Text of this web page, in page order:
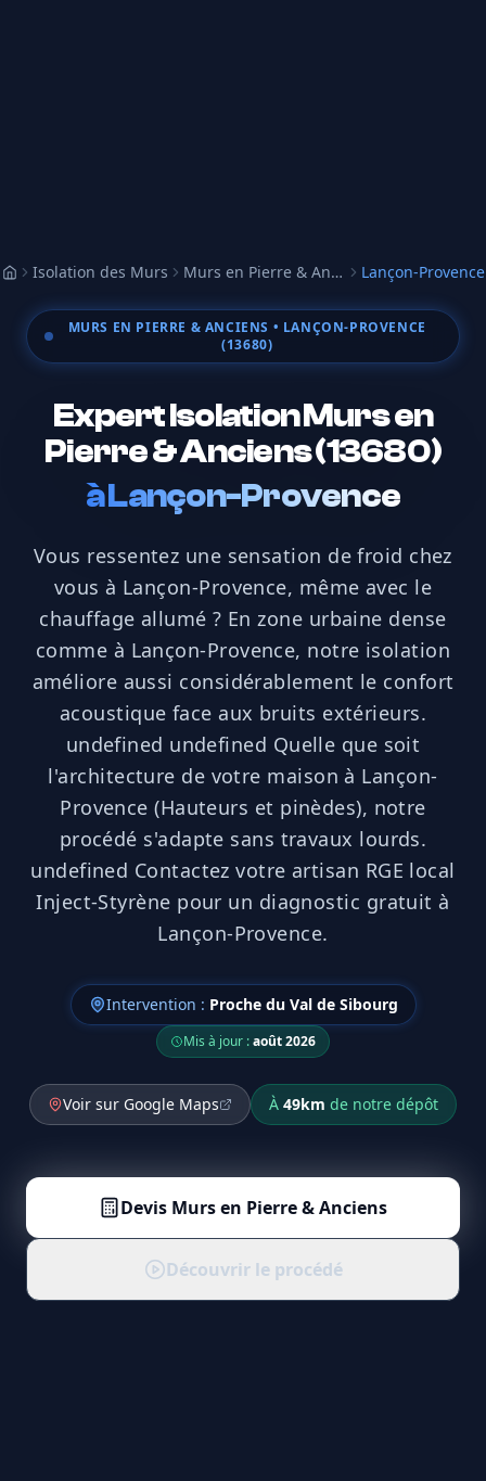
AccueilIsolation des Murs Murs en Pierre & Anciens Lançon-Provence
MURS EN PIERRE & ANCIENS • LANÇON-PROVENCE
(13680)
Expert Isolation Murs en
Pierre & Anciens (13680)
àLançon-Provence
Vous ressentez une sensation de froid chez
vous à Lançon-Provence, même avec le
chauffage allumé ? En zone urbaine dense
comme à Lançon-Provence, notre isolation
améliore aussi considérablement le confort
acoustique face aux bruits extérieurs.
undefined undefined Quelle que soit
l'architecture de votre maison à Lançon-
Provence (Hauteurs et pinèdes), notre
procédé s'adapte sans travaux lourds.
undefined Contactez votre artisan RGE local
Inject-Styrène pour un diagnostic gratuit à
Lançon-Provence.
Intervention : Proche du Val de Sibourg
Mis à jour :août 2026
Voir sur Google Maps À 49km de notre dépôt
Devis Murs en Pierre & Anciens
Découvrir le procédé